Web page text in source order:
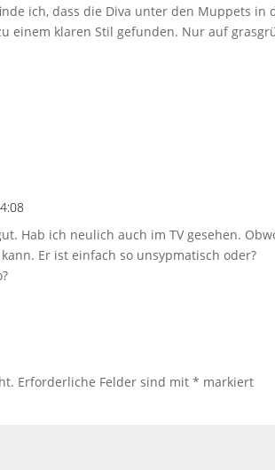
ich, dass die Diva unter den Muppets in
einem klaren Stil gefunden. Nur auf
Hab ich neulich auch im TV gesehen.
Er ist einfach so unsypmatisch oder?
Erforderliche Felder sind mit* markiert